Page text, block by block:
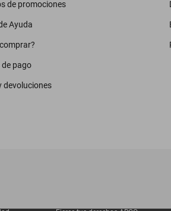
de promociones
Ayuda
pago
devoluciones